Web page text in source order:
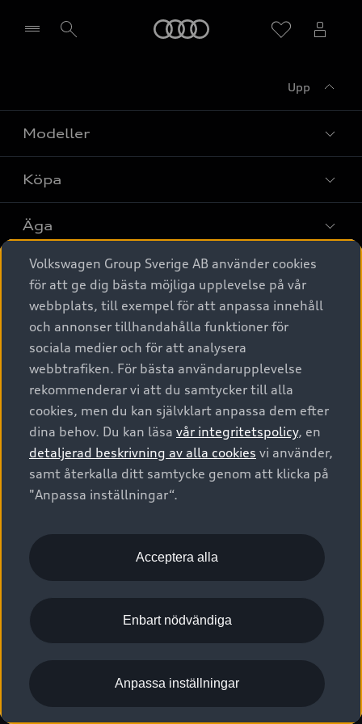
Upp
Modeller
Alla modeller
Elbilar
A6 modellerna
SUV
Avant
Audi Sport
Köpa
Privaterbjudanden
Privatleasing
Nya bilar i lager
Begagnade bilar i lager
Audi approved :plus - så gott som nya
Finansiering
Audi exclusive
Provkörning
Äga
Service & tillbehör
Audi digital services
Originaltillbehör - köp online
Garantier
Försäkring
Digitala manualer för din Audi
Audi Collection – livsstilsartiklar
Vanliga frågor
2G/3G nätet stängs ned - Hur påverkas min bil av detta?
Tjänstebil
Tjänstebil
Business lease online
Företagsleasing
Om Audi Sverige
Kontakta oss
Audi Återförsäljare/-serviceverkstad
myAudi
Pressmeddelanden
Nyhetsbrev
Vårt hållbarhetsarbete
Lediga tjänster huvudkontor
Lediga tjänster hos Audi Återförsäljare
Kommentar till mediauppgifter om dataläcka
© 2026 AUDI SVERIGE. All Rights Reserved.
Utgivare Juridiskt
Juridiskt Audi AG
Juridiskt Audi Digital Giveaway
Anpassa inställningar för cookies
Visselblåsarkanaler
Volkswagen Group Sverige AB använder cookies
för att ge dig bästa möjliga upplevelse på vår
webbplats, till exempel för att anpassa innehåll
och annonser tillhandahålla funktioner för
sociala medier och för att analysera
webbtrafiken. För bästa användarupplevelse
rekommenderar vi att du samtycker till alla
cookies, men du kan självklart anpassa dem efter
dina behov. Du kan läsa vår integritetspolicy, en
detaljerad beskrivning av alla cookies vi använder,
samt återkalla ditt samtycke genom att klicka på
"Anpassa inställningar“.
Acceptera alla
Enbart nödvändiga
Anpassa inställningar